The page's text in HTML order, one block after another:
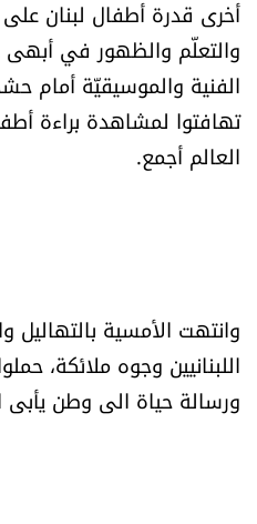
فيديو
من نحن
by
أخرى قدرة أطفال لبنان
والتعلّم والظهور في
الفنية والموسيقيّة أمام
تهافتوا لمشاهدة براءة
العالم أجمع.
وانتهت الأمسية
اللبنانيين وجوه ملائكة،
ورسالة حياة الى وطن